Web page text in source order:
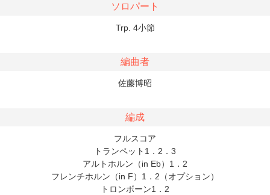
ソロパート
Trp. 4小節
編曲者
佐藤博昭
編成
フルスコア
トランペット1．2．3
アルトホルン（in Eb）1．2
フレンチホルン（in F）1．2（オプション）
トロンボーン1．2